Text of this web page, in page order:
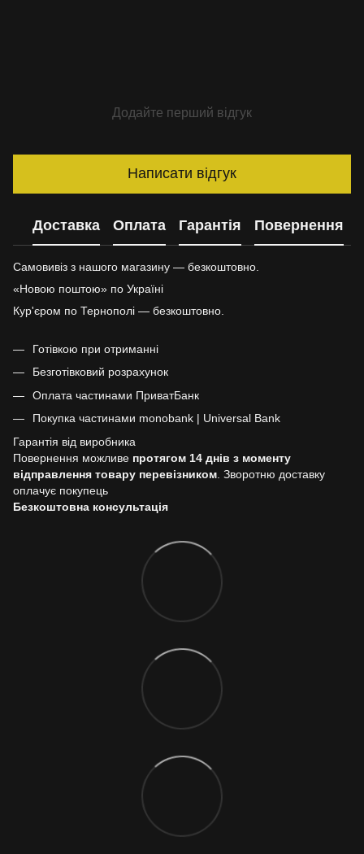
Додайте перший відгук
Написати відгук
Доставка Оплата Гарантія Повернення
Самовивіз з нашого магазину — безкоштовно.
«Новою поштою» по Україні
Кур'єром по Тернополі — безкоштовно.
Готівкою при отриманні
Безготівковий розрахунок
Оплата частинами ПриватБанк
Покупка частинами monobank | Universal Bank
Гарантія від виробника
Повернення можливе протягом 14 днів з моменту
відправлення товару перевізником . Зворотню доставку
оплачує покупець
Безкоштовна консультація